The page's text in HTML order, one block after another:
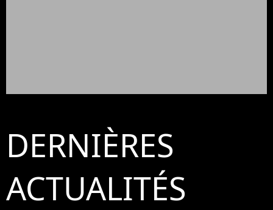
DERNIÈRES
ACTUALITÉS